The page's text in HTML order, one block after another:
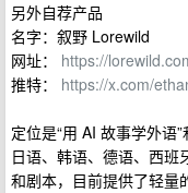
另外自荐产品
名字：叙野 Lorewild
网址： https://
推特： https://x.com/
定位是“用 AI 故事学外语
日语、韩语、德语、西
和剧本，目前提供了轻量